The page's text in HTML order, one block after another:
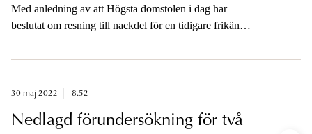
Med anledning av att Högsta domstolen i dag har
beslutat om resning till nackdel för en tidigare frikänd
30 maj 2022 8.52
Nedlagd förundersökning för två